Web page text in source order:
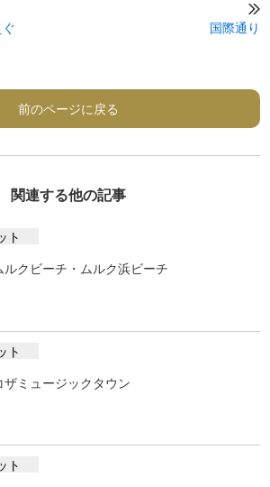
国際通り
前のページに戻る
関連する他の記事
ト
ルクビーチ・ムルク浜ビーチ
ト
ザミュージックタウン
ト